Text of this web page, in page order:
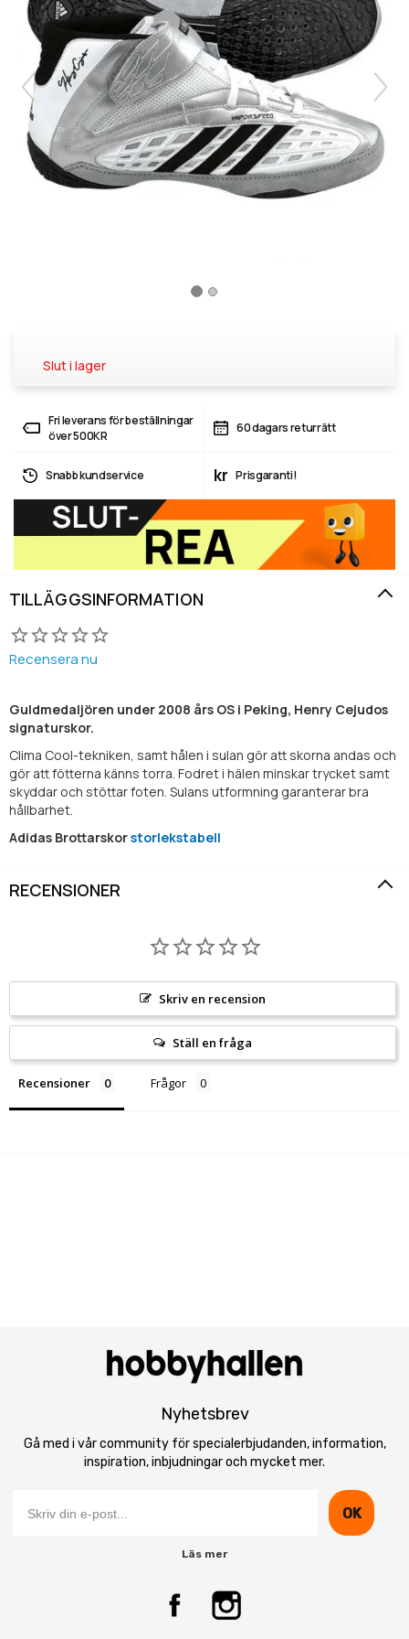
Slut i lager
Fri leverans för beställningar
över 500KR
60 dagars returrätt
Snabb kundservice kr Prisgaranti!
TILLÄGGSINFORMATION
Recensera nu
Guldmedaljören under 2008 års OS i Peking, Henry Cejudos
signaturskor.
Clima Cool-tekniken, samt hålen i sulan gör att skorna andas och
gör att fötterna känns torra. Fodret i hälen minskar trycket samt
skyddar och stöttar foten. Sulans utformning garanterar bra
hållbarhet.
Adidas Brottarskorstorlekstabell
RECENSIONER
Skriv en recension
Ställ en fråga
Recensioner Frågor
Nyhetsbrev
Gå med i vår community för specialerbjudanden, information,
inspiration, inbjudningar och mycket mer.
OK
Läs mer